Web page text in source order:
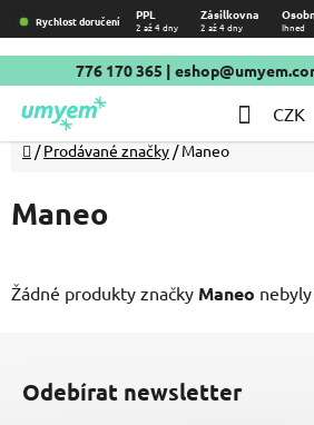
Přejít
na
obsah
Rychlost doručení PPL Zásilkovna
2 až 4 dny 2 až 4 dny Ihned
776 170 365 |
CZK
Domů
/ Prodávané značky / Maneo
Maneo
Žádné produkty značky Maneo nebyly
Odebírat newsletter